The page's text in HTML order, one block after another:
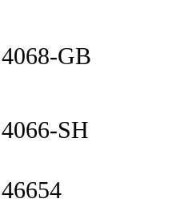
4068-GB
4066-SH
46654